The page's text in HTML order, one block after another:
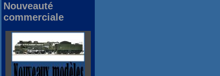
Nouveauté
commerciale